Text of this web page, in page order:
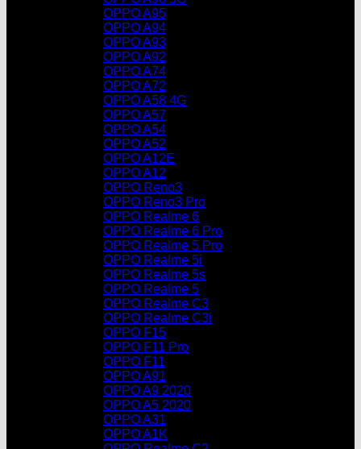
OPPO A95
OPPO A94
OPPO A93
OPPO A92
OPPO A74
OPPO A72
OPPO A58 4G
OPPO A57
OPPO A54
OPPO A52
OPPO A12E
OPPO A12
OPPO Reno3
OPPO Reno3 Pro
OPPO Realme 6
OPPO Realme 6 Pro
OPPO Realme 5 Pro
OPPO Realme 5i
OPPO Realme 5s
OPPO Realme 5
OPPO Realme C3
OPPO Realme C3i
OPPO F15
OPPO F11 Pro
OPPO F11
OPPO A91
OPPO A9 2020
OPPO A5 2020
OPPO A31
OPPO A1K